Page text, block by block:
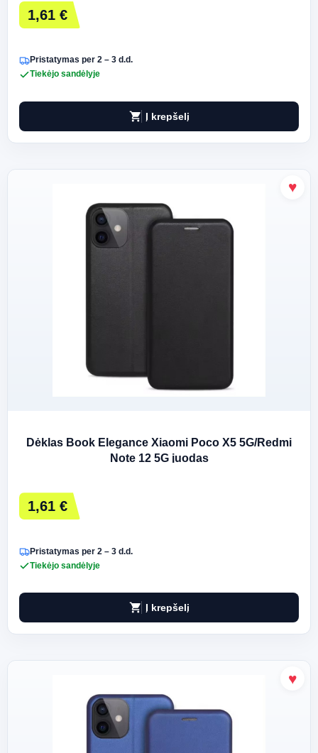
1,61 €
Pristatymas per 2 – 3 d.d.
Tiekėjo sandėlyje
shopping_cart Į krepšelį
Dėklas Book Elegance Xiaomi Poco X5 5G/Redmi
Note 12 5G juodas
1,61 €
Pristatymas per 2 – 3 d.d.
Tiekėjo sandėlyje
shopping_cart Į krepšelį